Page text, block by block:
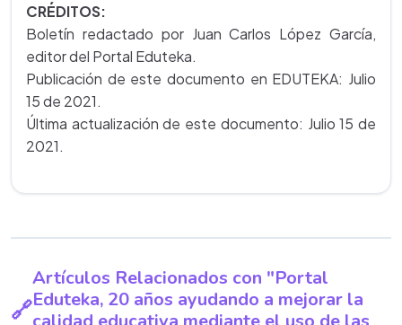
CRÉDITOS:
Boletín redactado por Juan Carlos López García,
editor del Portal Eduteka.
Publicación de este documento en EDUTEKA: Julio
15 de 2021.
Última actualización de este documento: Julio 15 de
2021.
Artículos Relacionados con "Portal
Eduteka, 20 años ayudando a mejorar la